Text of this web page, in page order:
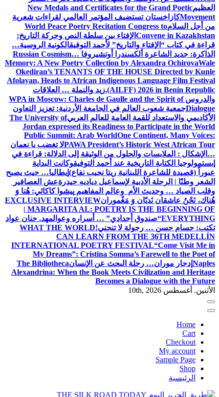
العظيمNew Medals and Certificates for the Grand Poetic
Movementكازاخستان تستضيف المؤتمر العالمي لقراءات شعرية
من أجل السلامWorld Peace Poetry Recitation Congress to
Convene in Kazakhstan الإفتاء بين سلطة النص وحركة التاريخ:
قراءة في كتاب “الإفتاء والتاريخ” لأحمد التوفيقالكونية الروسية…
الذاكرة: جديد الشاعرة ألكسندرا أوتشيروفا Russian Cosmism…
Memory: A New Poetry Collection by Alexandra OchirovaWale
Okediran’s TENANTS OF THE HOUSE Directed by Kunle
Afolayan, Heads to African Indigenous Language Film Festival
(AILFF) 2026 in Benin Republic. زيد والنملة … العلاقات
والدروسWPA in Moscow: Charles de Gaulle and the Spirit of
Dialogueجمعية شعوب العالم في الجامعة الأردنية: تعزيز التعاون
الأكاديمي والاستعداد للقمة العامة للعالم العربيThe University of
Jordan expressed its Readiness to Participate in the World
Public Summit: Arab WorldOne Continent, Many Voices:
PAWA President’s Historic West African Tourلا تغضب يا نعمان
…الإشكال : الملابسات والحلول من الوثيقة إلى الدلالة: قراءة في
إبستمولوجيا الكتابة التاريخية عند أحمد التوفيقوكانت البداية
عبوراً (قصيدة للشاعرة اللبنانية ريتا نجيب نفاع) إيطاليا… حيث يصبح
الشعر وطنًا | الرحلة الأدبية لإسماعيل دياديه حيدرةعش العصافير
وقلب الصياد … وحديث الأم وعالم المفاهيم پیشوا کاکائي: هُنا وَ
هُناك، نَحْنُ عاشقان نَديّان وَ مَغْمورانEXCLUSIVE INTERVIEW
| MARGARITA AL: POETRY IS THE BEGINNING OF
EVERYTHING“صندوق أجدادي” … أسراره وعوالمهد. حنان عواد
تكتب: حسام حسن … رجولة لا تنحني!WHAT THE WORLD
CAN LEARN FROM THE 36TH MEDELLÍN
INTERNATIONAL POETRY FESTIVAL“Come Visit Me in
My Dreams”: Cristina Somma’s Farewell to the Poet of
Naples إدجار موران… رحلة البحث عن الإنسانThe Bibliotheca
Alexandrina: When the Book Meets Civilization and Heritage
Becomes a Dialogue with the Future
الأثنين. أغسطس 10th, 2026
Home
Cart
Checkout
My account
Sample Page
Shop
الرئيسية